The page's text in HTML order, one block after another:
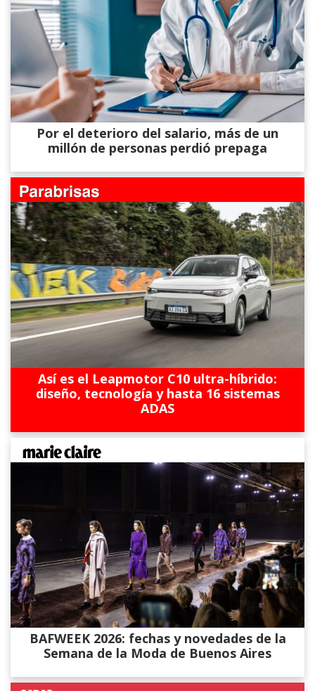
Por el deterioro del salario, más de un
millón de personas perdió prepaga
Así es el Leapmotor C10 ultra-híbrido:
diseño, tecnología y hasta 16 sistemas
ADAS
BAFWEEK 2026: fechas y novedades de la
Semana de la Moda de Buenos Aires